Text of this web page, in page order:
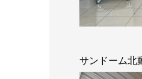
サンドーム北